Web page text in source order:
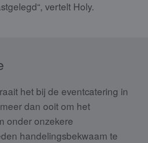
vertelt Holy.
het bij de eventcatering in
dan ooit om het
onder onzekere
handelingsbekwaam te